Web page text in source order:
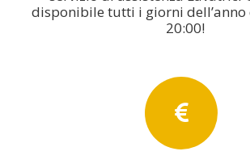
disponibile tutti i giorni dell’anno
20:00!